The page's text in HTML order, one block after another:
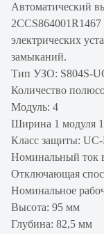
Автоматический
электрических
замыканий.
Тип УЗО: S804S-
Количество
Модуль: 4
Ширина 1 модуля
Класс защиты:
Номинальный ток
Отключающая
Номинальное
Высота: 95 мм
Глубина: 82,5 мм